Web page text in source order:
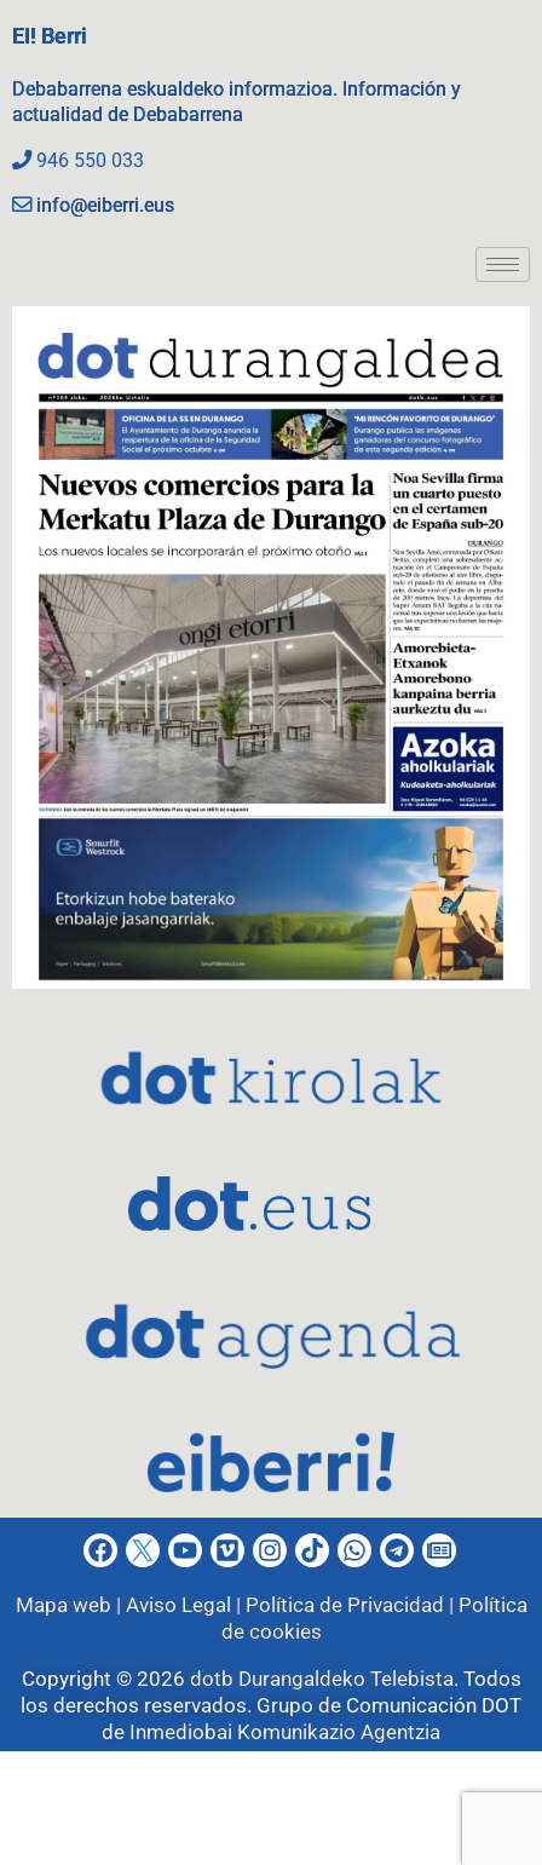
EI! Berri
Debabarrena eskualdeko informazioa. Información y
actualidad de Debabarrena
946 550 033
info@eiberri.eus
Mapa web | Aviso Legal | Política de Privacidad | Política
de cookies
Copyright © 2026 dotb Durangaldeko Telebista. Todos
los derechos reservados. Grupo de Comunicación DOT
de Inmediobai Komunikazio Agentzia